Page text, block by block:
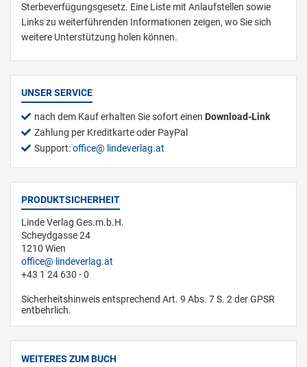
Sterbeverfügungsgesetz. Eine Liste mit Anlaufstellen sowie
Links zu weiterführenden Informationen zeigen, wo Sie sich
weitere Unterstützung holen können.
UNSER SERVICE
nach dem Kauf erhalten Sie sofort einen Download-Link
Zahlung per Kreditkarte oder PayPal
Support:office lindeverlag.at
PRODUKTSICHERHEIT
Linde Verlag Ges.m.b.H.
Scheydgasse 24
1210 Wien
office
lindeverlag.at
+43 1 24 630 - 0
Sicherheitshinweis entsprechend Art. 9 Abs. 7 S. 2 der GPSR
entbehrlich.
WEITERES ZUM BUCH